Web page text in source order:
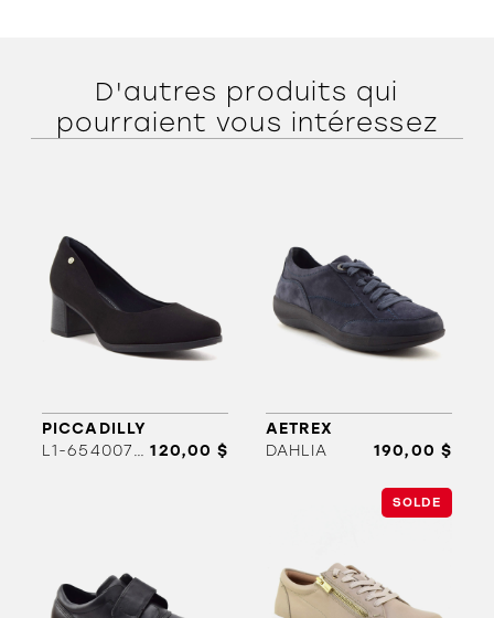
ORTHÈSES MARQUES
D'autres produits qui
pourraient vous intéressez
PICCADILLY
L1-654007M 120,00 $
AETREX
DAHLIA
190,00 $
SOLDE